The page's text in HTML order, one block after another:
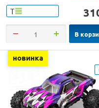
Т
В
новинка